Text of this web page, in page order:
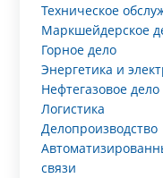
Техническое
Маркшейдерское
Горное дело
Энергетика и
Нефтегазовое дело
Логистика
Делопроизводство
связи